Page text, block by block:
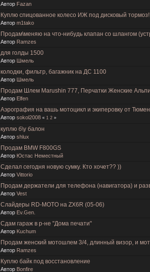
Автор Fazan
Куплю спицованное колесо ИЖ под дисковый тормоз!
Автор m1tako
Продам\меняю на что-нибудь клапан со шлангом
Автор Ramzes
для голды 1500
Автор Шмель
колодки, фильтр, багажник на ДС 1100
Автор Шмель
Продам Шлем Marushin 777, Перчатки Женские
Автор Elfen
Аэрография на вашь мотоцикл и экиперовку от
Автор sokol2008 « 1 2 »
куплю б\у балон
Автор shlux
Продам BMW F800GS
Автор Юстас Неместный
Сделал сегодня новую сумку. Кто хочет?? ))
Автор Vittorio
Продам держатели для телефона (навигатора) и
Автор Vest
Слайдеры RD-MOTO на ZX6R (05-06)
Автор Ev.Gen.
Сдам гараж в р-не "Дома печати"
Автор Kuchum
Продам женский мотошлем 3/4, длинный визор, и
Автор Ramzes
Куплю байк под восстановление
Автор Bonfire